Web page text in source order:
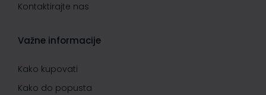
Kontaktirajte nas
Važne informacije
Kako kupovati
Kako do popusta